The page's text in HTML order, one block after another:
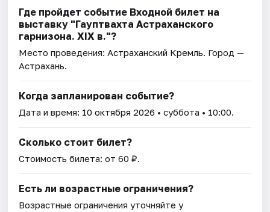
Где пройдет событие Входной билет на
выставку "Гауптвахта Астраханского
гарнизона. XIX в."?
Место проведения:Астраханский Кремль. Город —
Астрахань.
Когда запланирован событие?
Дата и время: 10 октября 2026 • суббота • 10:00.
Сколько стоит билет?
Стоимость билета: от 60 ₽.
Есть ли возрастные ограничения?
Возрастные ограничения уточняйте у